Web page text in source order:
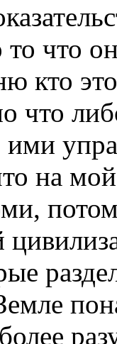
то что
кто
что
на